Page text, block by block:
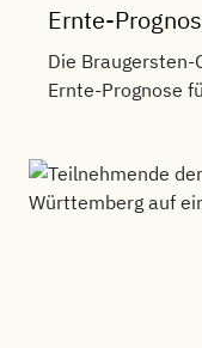
Ernte-
Die
Ernte-Prognose